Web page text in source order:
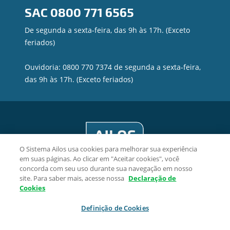
Canal de Ética
SAC 0800 771 6565
De segunda a sexta-feira, das 9h às 17h. (Exceto
feriados)
Ouvidoria: 0800 770 7374 de segunda a sexta-feira,
das 9h às 17h. (Exceto feriados)
Credisan Cooperativa de Crédito - CNPJ 62.109.566/0001-03
O Sistema Ailos usa cookies para melhorar sua experiência
em suas páginas. Ao clicar em "Aceitar cookies", você
concorda com seu uso durante sua navegação em nosso
site. Para saber mais, acesse nossa Declaração de
Cookies
Definição de Cookies